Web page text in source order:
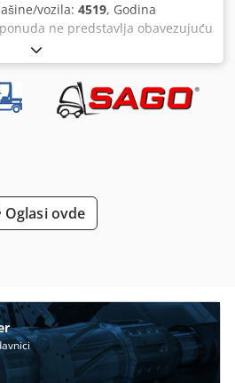
vozila: 4519, Godina
ne predstavlja obavezujuću
Ne daje se garancija za sve
ponuda ne predstavlja
sadržati greške. Ne daje se
podatke. Crsdpozcbnyofx An
Oglasi ovde